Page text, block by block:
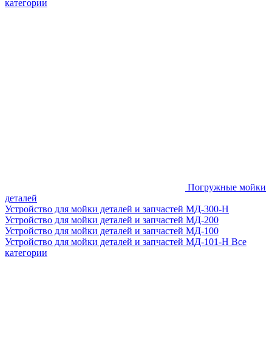
категории
Погружные мойки
деталей
Устройство для мойки деталей и запчастей МД-300-H
Устройство для мойки деталей и запчастей МД-200
Устройство для мойки деталей и запчастей МД-100
Устройство для мойки деталей и запчастей МД-101-Н Все
категории